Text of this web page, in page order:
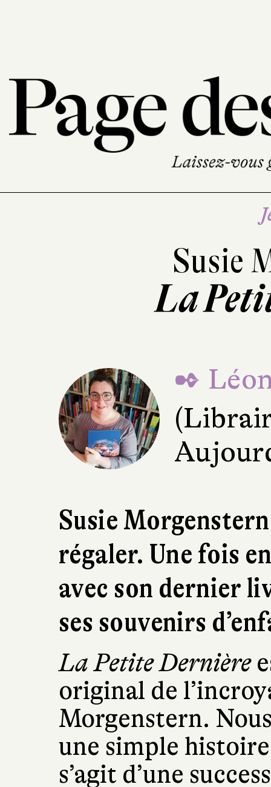
Susie
La
✒
Susie
régaler. Une fois
avec son dernier
ses souvenirs
La Petite Dernière
original de
Morgenstern.
une simple
s’agit d’une